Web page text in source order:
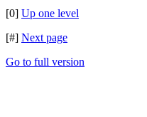
[0] Up one level
[#] Next page
Go to full version